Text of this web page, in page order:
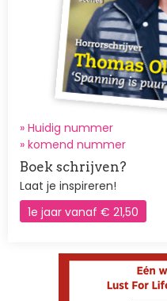
» Huidig nummer
» komend nummer
Boek schrijven?
Laat je inspireren!
1e jaar vanaf € 21,50